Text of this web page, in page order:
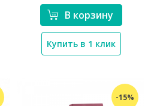
В корзину
Купить в 1 клик
-15%